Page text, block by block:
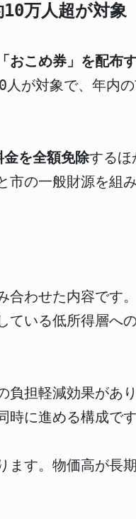
万人超が対象
おこめ券」を配布
が対象で、年内
を全額免除するほ
の一般財源を組
わせた内容です
いる低所得層へ
担軽減効果があ
に進める構成です
ます。物価高が長